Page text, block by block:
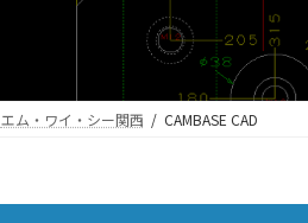
エム・ワイ・シー関西 CAMBASE CAD